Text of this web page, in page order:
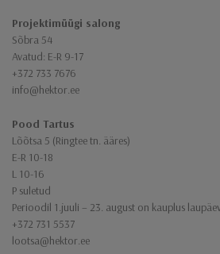
Projektimüügi salong
Sõbra 54
Avatud: E-R 9-17
+372 733 7676
info@hektor.ee
Pood Tartus
Lõõtsa 5 (Ringtee tn. ääres)
E-R 10-18
L 10-16
P suletud
Perioodil 1.juuli – 23. august on kauplus
+372 731 5537
lootsa@hektor.ee